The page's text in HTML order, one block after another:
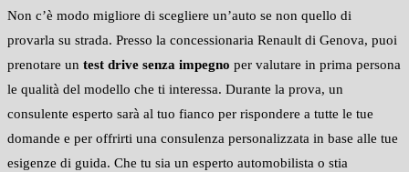
Non c’è modo migliore di scegliere un’auto se non quello di
provarla su strada. Presso la concessionaria Renault di Genova, puoi
prenotare un test drive senza impegno per valutare in prima persona
le qualità del modello che ti interessa. Durante la prova, un
consulente esperto sarà al tuo fianco per rispondere a tutte le tue
domande e per offrirti una consulenza personalizzata in base alle tue
esigenze di guida. Che tu sia un esperto automobilista o stia